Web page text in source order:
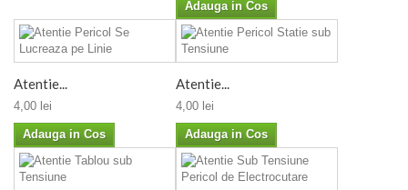
Adauga in Cos
Atentie...
4,00 lei
Adauga in Cos
Atentie...
4,00 lei
Adauga in Cos